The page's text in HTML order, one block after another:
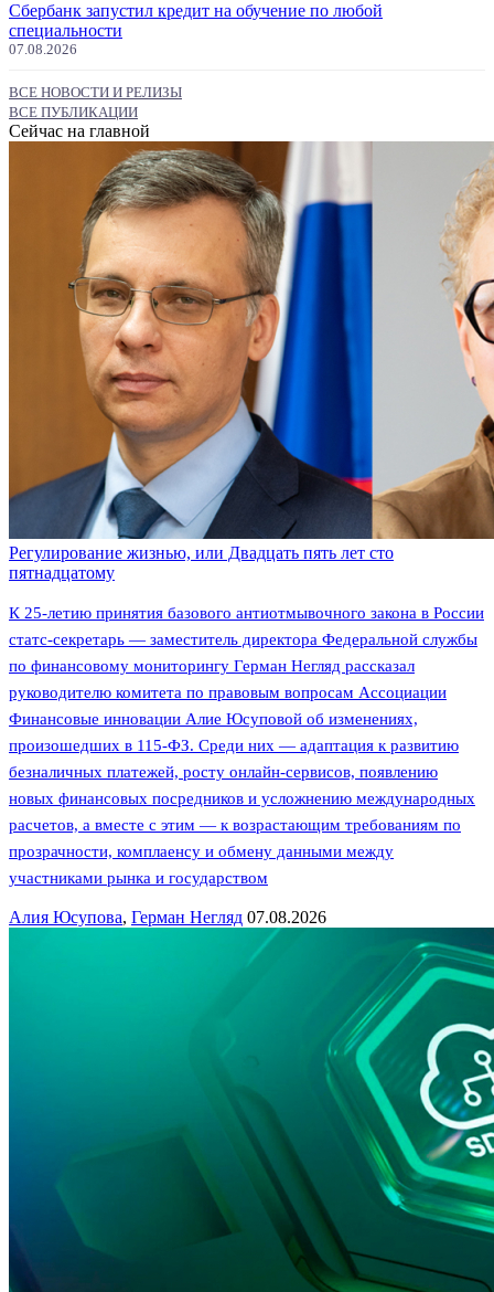
Сбербанк запустил кредит на обучение по любой
специальности
07.08.2026
ВСЕ НОВОСТИ И РЕЛИЗЫ
ВСЕ ПУБЛИКАЦИИ
Сейчас на главной
Регулирование жизнью, или Двадцать пять лет сто
пятнадцатому
К 25-летию принятия базового антиотмывочного закона в России
статс-секретарь — заместитель директора Федеральной службы
по финансовому мониторингу Герман Негляд рассказал
руководителю комитета по правовым вопросам Ассоциации
Финансовые инновации Алие Юсуповой об изменениях,
произошедших в 115-ФЗ. Среди них — адаптация к развитию
безналичных платежей, росту онлайн-сервисов, появлению
новых финансовых посредников и усложнению международных
расчетов, а вместе с этим — к возрастающим требованиям по
прозрачности, комплаенсу и обмену данными между
участниками рынка и государством
Алия Юсупова, Герман Негляд 07.08.2026